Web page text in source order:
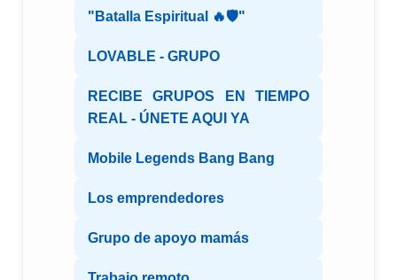
"Batalla Espiritual 🔥🛡️"
LOVABLE - GRUPO
RECIBE GRUPOS EN TIEMPO
REAL - ÚNETE AQUI YA
Mobile Legends Bang Bang
Los emprendedores
Grupo de apoyo mamás